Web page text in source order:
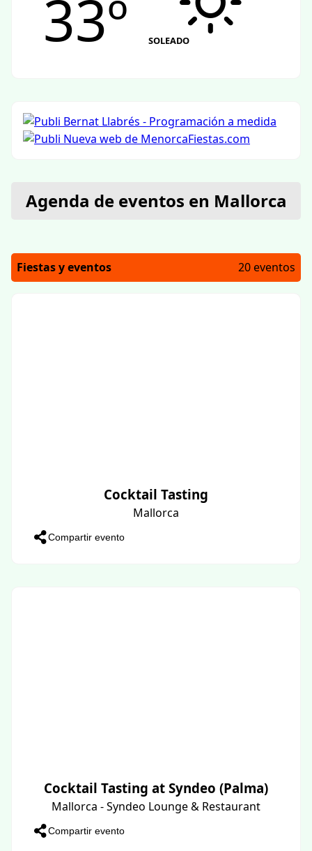
33º SOLEADO
Agenda de eventos en Mallorca
Fiestas y eventos 20 eventos
Cocktail Tasting
Mallorca
Compartir evento
Cocktail Tasting at Syndeo (Palma)
Mallorca - Syndeo Lounge & Restaurant
Compartir evento